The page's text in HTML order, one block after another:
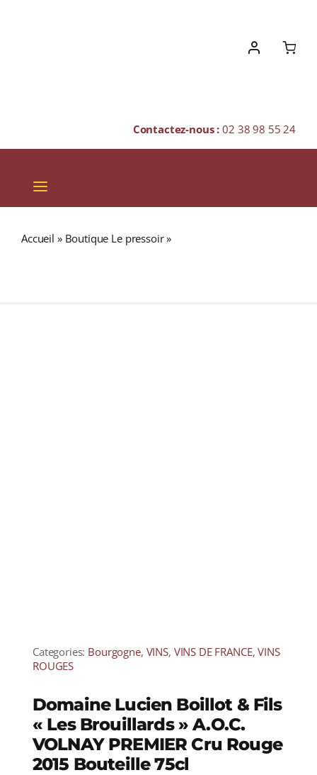
Contactez-nous :02 38 98 55 24
Toggle
Navigation
Accueil » Boutique Le pressoir»
Categories: Bourgogne, VINS, VINS DE FRANCE,VINS
ROUGES
Domaine Lucien Boillot & Fils
« Les Brouillards » A.O.C.
VOLNAY PREMIER Cru Rouge
2015 Bouteille 75cl